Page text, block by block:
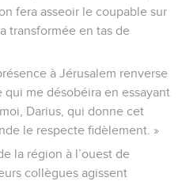
fera asseoir le coupable sur
transformée en tas de
à Jérusalem renverse
me désobéira en essayant
Darius, qui donne cet
le respecte fidèlement. »
la région à l’ouest de
collègues agissent